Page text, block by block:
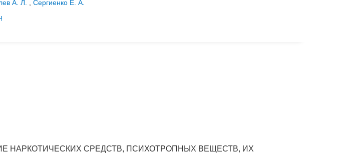
А. Л. ,Сергиенко Е. А.
НАРКОТИЧЕСКИХ СРЕДСТВ, ПСИХОТРОПНЫХ ВЕЩЕСТВ, ИХ